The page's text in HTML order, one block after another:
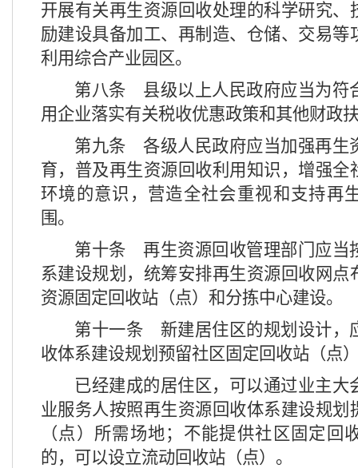
开展有关再生资源回收处理的科学研究、
励建设具备加工、再制造、仓储、交易等
利用综合产业园区。
第八条 县级以上人民政府应当为符
用企业落实有关税收优惠政策和其他财政
第九条 各级人民政府应当加强再生
育，普及再生资源回收利用知识，增强全
环境的意识，营造全社会重视和支持再
围。
第十条 再生资源回收管理部门应当
系建设规划，统筹安排再生资源回收网点
资源固定回收站（点）和分拣中心建设。
第十一条 新建居住区的规划设计，
收体系建设规划预留社区固定回收站（点
已经建成的居住区，可以通过业主大
业服务人按照再生资源回收体系建设规划
（点）所需场地；不能提供社区固定回
的，可以设立流动回收站（点）。